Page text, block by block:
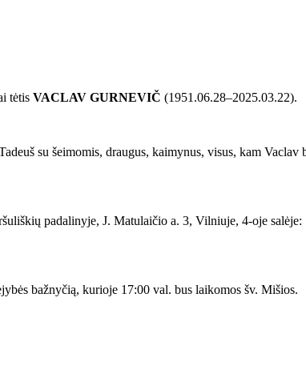
tėtis VACLAV GURNEVIČ (1951.06.28–2025.03.22).
su šeimomis, draugus, kaimynus, visus, kam
padalinyje, J. Matulaičio a. 3, Vilniuje, 4-oje salėje:
bažnyčią, kurioje 17:00 val. bus laikomos šv. Mišios.